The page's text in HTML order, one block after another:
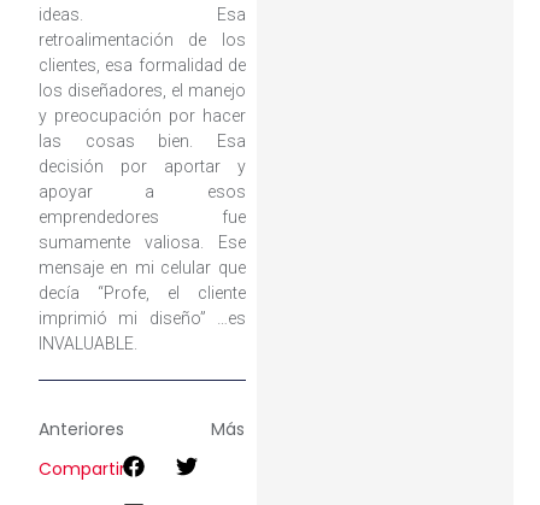
ideas. Esa
retroalimentación de los
clientes, esa formalidad de
los diseñadores, el manejo
y preocupación por hacer
las cosas bien. Esa
decisión por aportar y
apoyar a esos
emprendedores fue
sumamente valiosa. Ese
mensaje en mi celular que
decía “Profe, el cliente
imprimió mi diseño” …es
INVALUABLE.
Anteriores
Más
Compartir